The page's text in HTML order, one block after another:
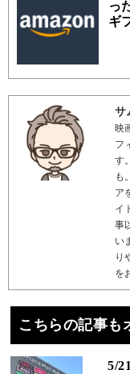
っ
ギ
サ
映
フ
す
も
ア
イ
事
い
り
を
こちらの記事も
5/